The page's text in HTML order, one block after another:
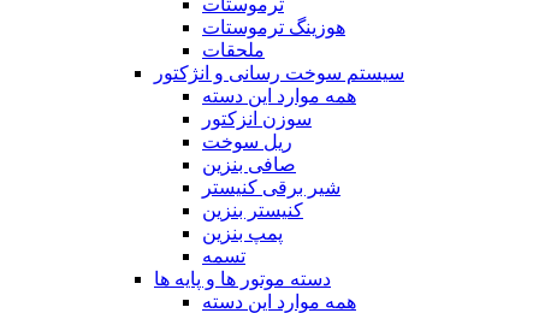
ترموستات
هوزینگ ترموستات
ملحقات
سیستم سوخت رسانی و انژکتور
همه موارد این دسته
سوزن انزکتور
ریل سوخت
صافی بنزین
شیر برقی کنیستر
کنیستر بنزین
پمپ بنزین
تسمه
دسته موتور ها و پایه ها
همه موارد این دسته